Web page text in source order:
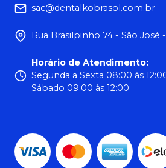
sac@dentalkobrasol.com.br
Rua Brasilpinho 74 - São José
Horário de Atendimento:
Segunda a Sexta 08:00 às
Sábado 09:00 às 12:00